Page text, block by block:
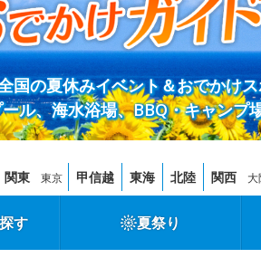
国の夏休みイベント＆おでかけ
ル、海水浴場、BBQ・キャンプ
関東 東京 甲信越 東海 北陸 関西 大
す 夏祭り